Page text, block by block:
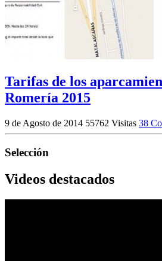
Tarifas de los
Romería 2015
9 de Agosto de 2014 55762 Visitas 38
Selección
Videos destacados